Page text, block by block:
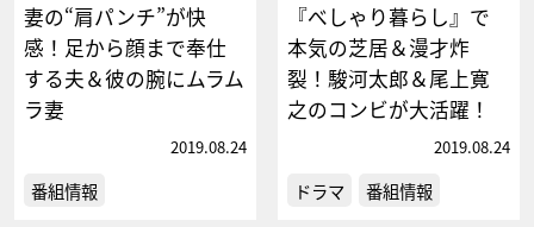
妻の“肩パンチ”が快
感！足から顔まで奉仕
する夫＆彼の腕にムラム
ラ妻
2019.08.24
番組情報
『べしゃり暮らし』で
本気の芝居＆漫才炸
裂！駿河太郎＆尾上寛
之のコンビが大活躍！
2019.08.24
ドラマ 番組情報